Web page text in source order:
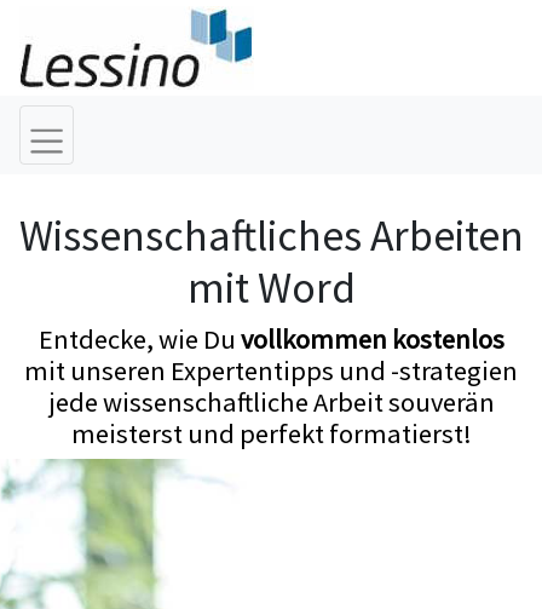
Wissenschaftliches Arbeiten
mit Word
Entdecke, wie Du vollkommen kostenlos
mit unseren Expertentipps und -strategien
jede wissenschaftliche Arbeit souverän
meisterst und perfekt formatierst!